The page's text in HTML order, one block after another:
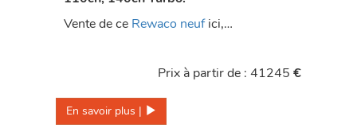
Vente de ce Rewaco neufici,…
Prix à partir de : 41245 €
En savoir plus |